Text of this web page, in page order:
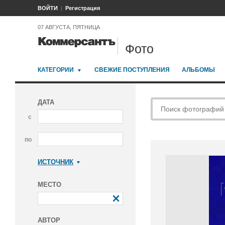
ВОЙТИ Регистрация
07 АВГУСТА, ПЯТНИЦА
Фото
КАТЕГОРИИ СВЕЖИЕ ПОСТУПЛЕНИЯ АЛЬБОМЫ
ДАТА
с
по
ИСТОЧНИК
МЕСТО
АВТОР